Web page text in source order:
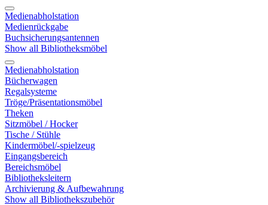
Medienabholstation
Medienrückgabe
Buchsicherungsantennen
Show all Bibliotheksmöbel
Medienabholstation
Bücherwagen
Regalsysteme
Tröge/Präsentationsmöbel
Theken
Sitzmöbel / Hocker
Tische / Stühle
Kindermöbel/-spielzeug
Eingangsbereich
Bereichsmöbel
Bibliotheksleitern
Archivierung & Aufbewahrung
Show all Bibliothekszubehör